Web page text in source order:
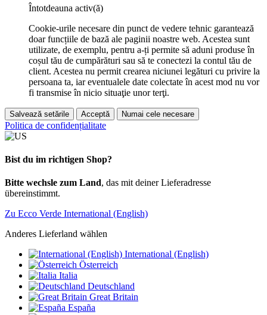
Întotdeauna activ(ă)
Cookie-urile necesare din punct de vedere tehnic garantează
doar funcțiile de bază ale paginii noastre web. Acestea sunt
utilizate, de exemplu, pentru a-ți permite să aduni produse în
coșul tău de cumpărături sau să te conectezi la contul tău de
client. Acestea nu permit crearea niciunei legături cu privire la
persoana ta, iar eventualele date colectate în acest mod nu vor
fi transmise în nicio situaţie unor terţi.
Salvează setările Acceptă Numai cele necesare
Politica de confidențialitate
Bist du im richtigen Shop?
Bitte wechsle zum Land, das mit deiner Lieferadresse
übereinstimmt.
Zu Ecco Verde International (English)
Anderes Lieferland wählen
International (English)
Österreich
Italia
Deutschland
Great Britain
España